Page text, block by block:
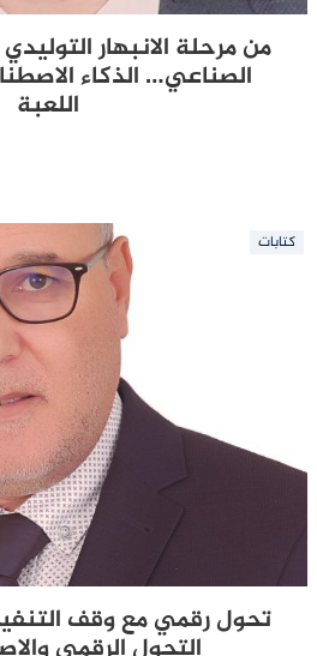
من مرحلة الانبهار
الصناعي… الذكاء
اللعبة
كتابات
تحول رقمي مع وقف